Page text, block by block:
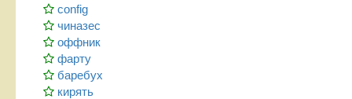
config
чиназес
оффник
фарту
баребух
кирять